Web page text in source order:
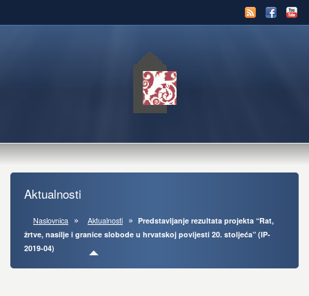
Aktualnosti
Naslovnica Aktualnosti
Predstavljanje rezultata projekta “Rat,
žrtve, nasilje i granice slobode u hrvatskoj povijesti 20. stoljeća” (IP-
2019-04)